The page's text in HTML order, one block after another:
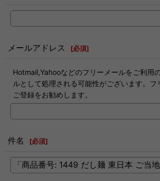
メールアドレス [必須]
Hotmail,Yahooなどのフリーメールをご利用
ルとして処理される可能性がございます。フ
ご登録をお勧めします。
件名 [必須]